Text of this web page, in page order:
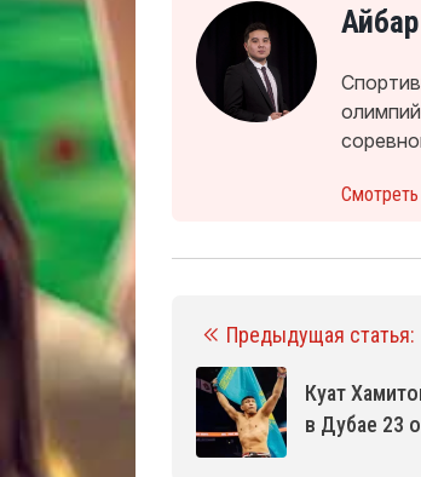
Смотреть
Предыдущая статья:
Куат
в Дубае 23